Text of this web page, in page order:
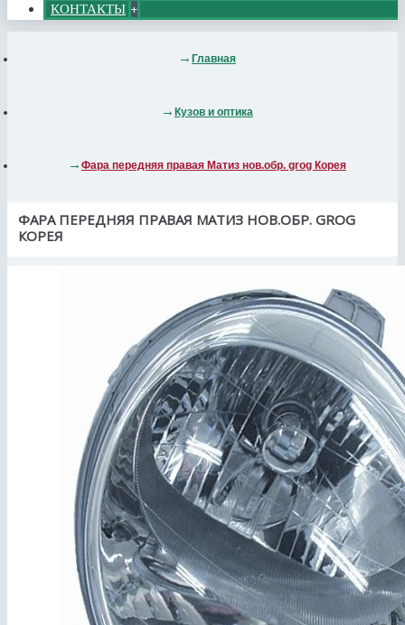
КОНТАКТЫ +
Главная
Кузов и оптика
Фара передняя правая Матиз нов.обр. grog Корея
ФАРА ПЕРЕДНЯЯ ПРАВАЯ МАТИЗ НОВ.ОБР. GROG
КОРЕЯ